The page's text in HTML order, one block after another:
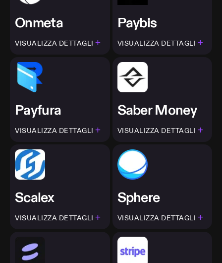
Onmeta
VISUALIZZA DETTAGLI +
Paybis
VISUALIZZA DETTAGLI +
Payfura
VISUALIZZA DETTAGLI +
Saber Money
VISUALIZZA DETTAGLI +
Scalex
VISUALIZZA DETTAGLI +
Sphere
VISUALIZZA DETTAGLI +